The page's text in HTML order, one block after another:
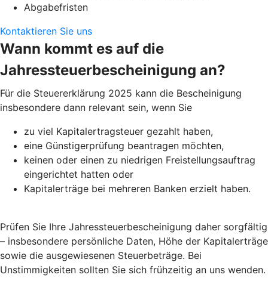
Abgabefristen
Kontaktieren Sie uns
Wann kommt es auf die
Jahressteuerbescheinigung an?
Für die Steuererklärung 2025 kann die Bescheinigung
insbesondere dann relevant sein, wenn Sie
zu viel Kapitalertragsteuer gezahlt haben,
eine Günstigerprüfung beantragen möchten,
keinen oder einen zu niedrigen Freistellungsauftrag
eingerichtet hatten oder
Kapitalerträge bei mehreren Banken erzielt haben.
Prüfen Sie Ihre Jahressteuerbescheinigung daher sorgfältig
– insbesondere persönliche Daten, Höhe der Kapitalerträge
sowie die ausgewiesenen Steuerbeträge. Bei
Unstimmigkeiten sollten Sie sich frühzeitig an uns wenden.